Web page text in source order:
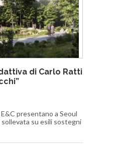
di Carlo Ratti
presentano a Seoul
su esili sostegni